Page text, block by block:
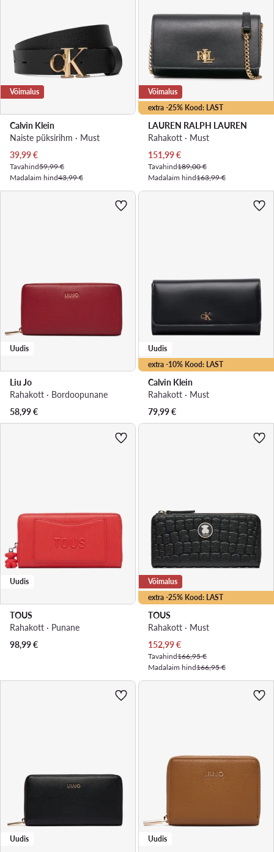
Võimalus
Calvin Klein
Naiste püksirihm · Must
Praegune hind
39,99€
Tavahind59,99 €
Madalaim hind43,99 €
extra -25% Kood: LAST
Võimalus
LAUREN RALPH LAUREN
Rahakott · Must
Praegune hind
151,99€
Tavahind189,00 €
Madalaim hind163,99 €
Uudis
Liu Jo
Rahakott · Bordoopunane
58,99€
extra -10% Kood: LAST
Uudis
Calvin Klein
Rahakott · Must
79,99€
Uudis
TOUS
Rahakott · Punane
98,99€
extra -25% Kood: LAST
Võimalus
TOUS
Rahakott · Must
Praegune hind
152,99€
Tavahind166,95 €
Madalaim hind166,95 €
Uudis Uudis